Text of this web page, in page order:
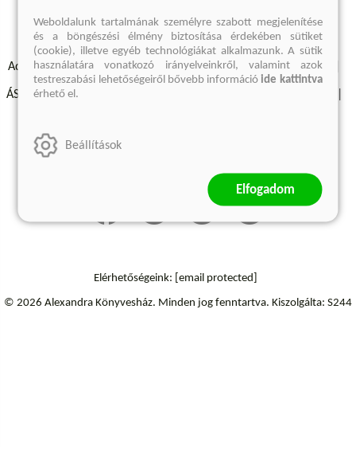
Adatvédelmi szabályzatok Elállási felmondási nyilatkozat
ÁSZF - Vásárlási feltételek
Szállítási információk
Elérhetőségeink: [email protected]
© 2026 Alexandra Könyvesház. Minden jog fenntartva. Kiszolgálta: S244
Weboldalunk tartalmának személyre szabott megjelenítése
és a böngészési élmény biztosítása érdekében sütiket
(cookie), illetve egyéb technológiákat alkalmazunk. A sütik
használatára vonatkozó irányelveinkről, valamint azok
testreszabási lehetőségeiről bővebb információide kattintva
érhető el.
Beállítások
Elfogadom